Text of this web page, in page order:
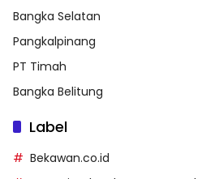
Bangka Selatan
Pangkalpinang
PT Timah
Bangka Belitung
Label
Bekawan.co.id